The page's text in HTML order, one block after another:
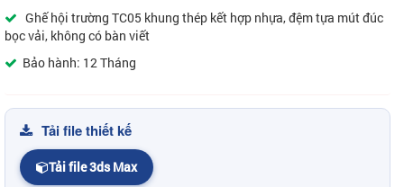
Ghế hội trường TC05 khung thép kết hợp nhựa, đệm tựa mút đúc
bọc vải, không có bàn viết
Bảo hành: 12 Tháng
Tải file thiết kế
Tải file 3ds Max